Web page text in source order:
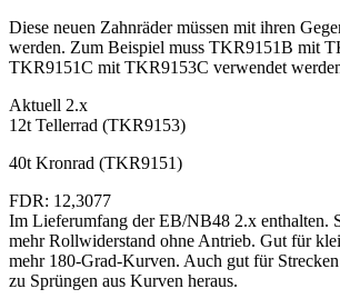
Diese neuen Zahnräder müssen mit ihren
werden. Zum Beispiel muss TKR9151B mit
TKR9151C mit TKR9153C verwendet
Aktuell 2.x
12t Tellerrad (TKR9153)
40t Kronrad (TKR9151)
FDR: 12,3077
Im Lieferumfang der EB/NB48 2.x enthalten.
mehr Rollwiderstand ohne Antrieb. Gut für
mehr 180-Grad-Kurven. Auch gut für
zu Sprüngen aus Kurven heraus.